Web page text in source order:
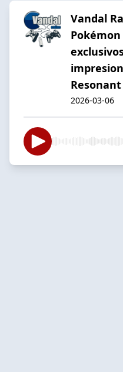
Vandal
Pokémon
Resonant
2026-03-06